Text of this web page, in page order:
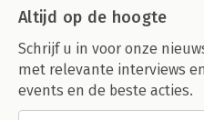
Altijd op de hoogte
Schrijf u in voor onze
met relevante interviews
events en de beste acties.